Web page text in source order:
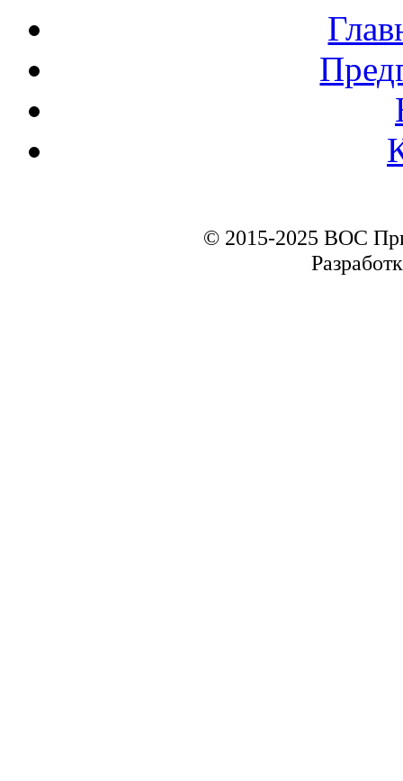
© 2015-2025 ВОС